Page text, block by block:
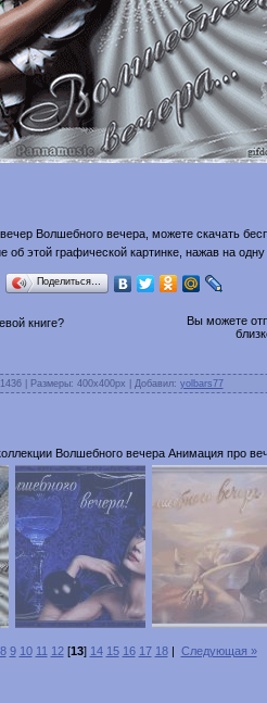
Волшебного вечера, можете скачать
об этой графической картинке, нажав на одну
Поделиться…
книге?
Вы можете
| Размеры: 400x400px | Добавил: yolbars77
Волшебного вечера Анимация про
8 9 10 11 12[13] 14 15 16 17 18| Следующая »